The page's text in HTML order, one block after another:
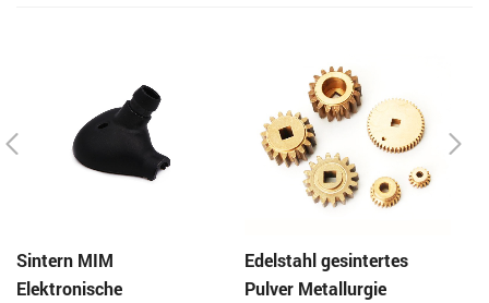
Sintern MIM
Elektronische
Edelstahl gesintertes
Pulver Metallurgie